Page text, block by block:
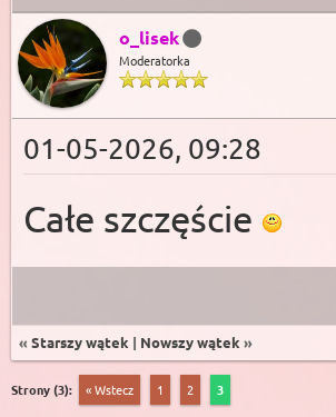
o_lisek
Moderatorka
01-05-2026, 09:28
Całe szczęście
« Starszy wątek | Nowszy wątek »
Strony (3): « Wstecz 1 2 3